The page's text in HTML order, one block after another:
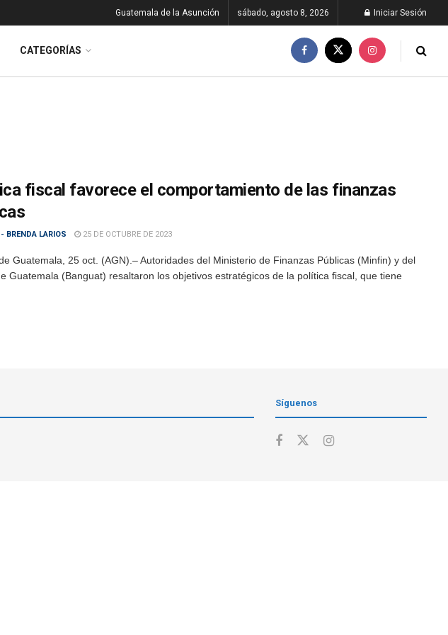
Guatemala de la Asunción sábado, agosto 8, 2026 Iniciar Sesión
CATEGORÍAS
fiscal favorece el comportamiento de las finanzas
BRENDA LARIOS 25 DE OCTUBRE DE 2023
Guatemala, 25 oct. (AGN).– Autoridades del Ministerio de Finanzas Públicas (Minfin) y del
Guatemala (Banguat) resaltaron los objetivos estratégicos de la política fiscal, que tiene
Síguenos